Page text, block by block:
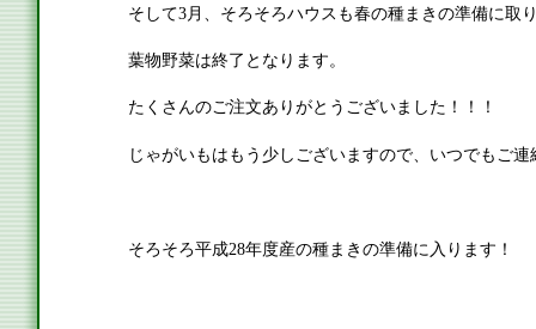
そして3月、そろそろハウスも春の種まきの準備に取
葉物野菜は終了となります。
たくさんのご注文ありがとうございました！！！
じゃがいもはもう少しございますので、いつでもご連
そろそろ平成28年度産の種まきの準備に入ります！